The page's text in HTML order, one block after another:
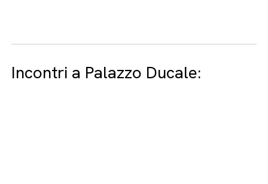
Incontri a Palazzo Ducale: